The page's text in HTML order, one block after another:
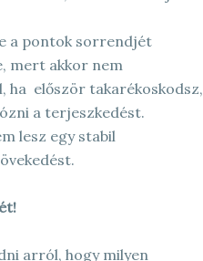
a pontok sorrendjét
mert akkor nem
ha először takarékoskodsz,
a terjeszkedést.
lesz egy stabil
arról, hogy milyen